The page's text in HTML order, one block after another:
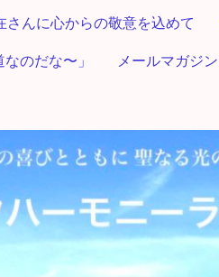
さんに心からの敬意を込めて
のだな〜」 メールマガジン